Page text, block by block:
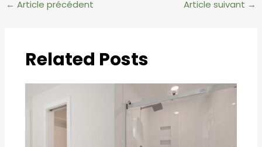
← Article précédent Article suivant →
Related Posts